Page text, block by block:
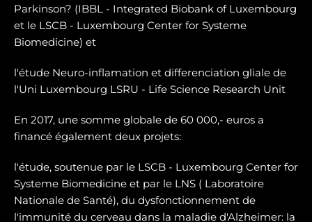
Parkinson? (IBBL - Integrated Biobank of Luxembourg
et le LSCB - Luxembourg Center for Systeme
Biomedicine) et
l'étude Neuro-inflamation et differenciation gliale de
l'Uni Luxembourg LSRU - Life Science Research Unit
En 2017, une somme globale de 60 000,- euros a
financé également deux projets:
l'étude, soutenue par le LSCB - Luxembourg Center for
Systeme Biomedicine et par le LNS ( Laboratoire
Nationale de Santé), du dysfonctionnement de
l'immunité du cerveau dans la maladie d'Alzheimer: la